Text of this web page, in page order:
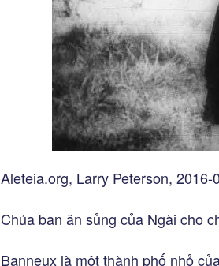
Aleteia.org, Larry Peterson, 2016-
Chúa ban ân sủng của Ngài cho
Banneux là một thành phố nhỏ